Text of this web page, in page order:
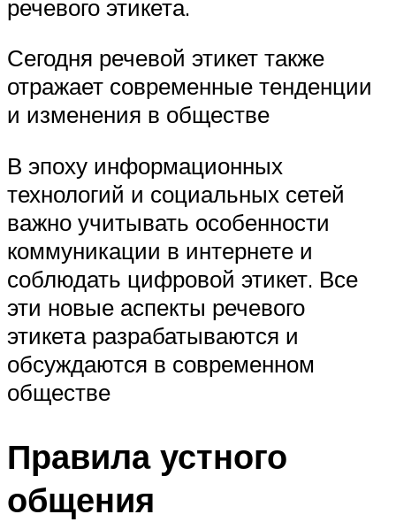
речевого этикета.
Сегодня речевой этикет также
отражает современные тенденции
и изменения в обществе
В эпоху информационных
технологий и социальных сетей
важно учитывать особенности
коммуникации в интернете и
соблюдать цифровой этикет. Все
эти новые аспекты речевого
этикета разрабатываются и
обсуждаются в современном
обществе
Правила устного
общения